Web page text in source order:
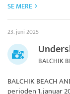
SE MERE
23. juni 2025
BALCHIK
BALCHIK BEACH
perioden 1. januar